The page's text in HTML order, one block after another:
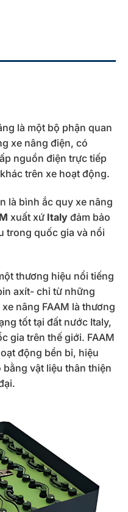
là một bộ phận quan
xe nâng điện, có
nguồn điện trực tiếp
trên xe hoạt động.
là bình ắc quy xe nâng
xuất xứ Italy đảm bảo
trong quốc gia và nổi
thương hiệu nổi tiếng
axít- chỉ từ những
nâng FAAM là thương
tốt tại đất nước Italy,
gia trên thế giới. FAAM
động bền bỉ, hiệu
bằng vật liệu thân thiện